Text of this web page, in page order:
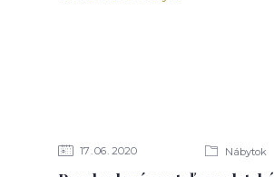
17 06 2020 Nábytok